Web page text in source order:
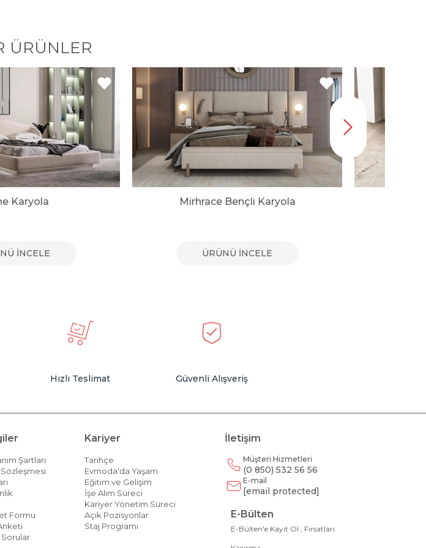
ÜRÜNLER
Karyola
İNCELE
Mirhrace Bençli Karyola
ÜRÜNÜ İNCELE
Hızlı Teslimat Güvenli Alışveriş
Şartları
Sözleşmesi
Formu
Sorular
Kariyer
Tarihçe
Evmoda'da Yaşam
Eğitim ve Gelişim
İşe Alım Süreci
Kariyer Yönetim Süreci
Açık Pozisyonlar
Staj Programı
İletişim
Müşteri Hizmetleri
(0 850) 532 56 56
E-mail
[email protected]
E-Bülten
E-Bülten'e Kayıt Ol , Fırsatları